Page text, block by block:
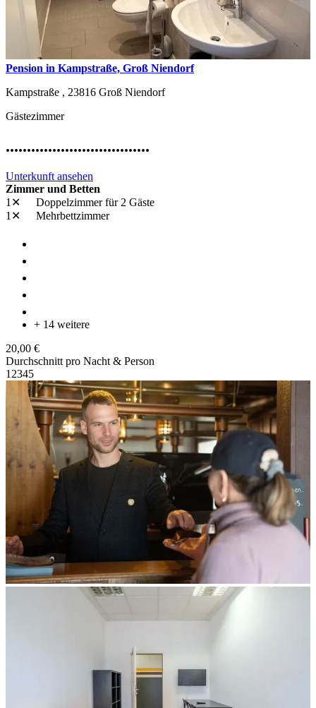
Pension in Kampstraße, Groß Niendorf
Kampstraße , 23816 Groß Niendorf
Gästezimmer
..................................
Unterkunft ansehen
Zimmer und Betten
1✕
Doppelzimmerfür 2 Gäste
1✕
Mehrbettzimmer
+ 14 weitere
20,00 €
Durchschnitt pro Nacht & Person
1 2345